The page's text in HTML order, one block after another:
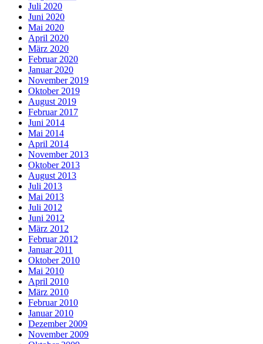
Juli 2020
Juni 2020
Mai 2020
April 2020
März 2020
Februar 2020
Januar 2020
November 2019
Oktober 2019
August 2019
Februar 2017
Juni 2014
Mai 2014
April 2014
November 2013
Oktober 2013
August 2013
Juli 2013
Mai 2013
Juli 2012
Juni 2012
März 2012
Februar 2012
Januar 2011
Oktober 2010
Mai 2010
April 2010
März 2010
Februar 2010
Januar 2010
Dezember 2009
November 2009